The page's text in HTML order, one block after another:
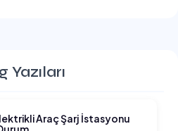
Araç Şarj İstasyonu